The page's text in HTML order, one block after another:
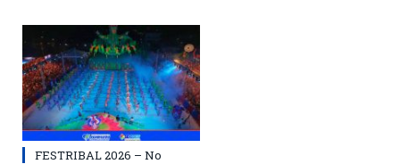
FESTRIBAL 2026 – No